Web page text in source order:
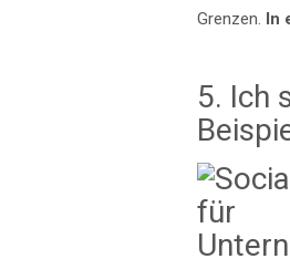
Grenzen. In
5. Ich